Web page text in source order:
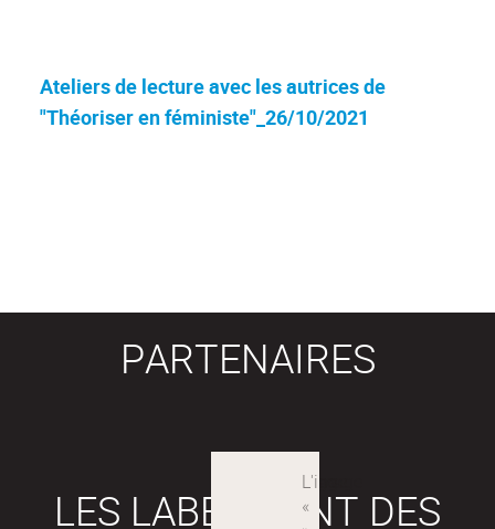
Ateliers de lecture avec les autrices de
"Théoriser en féministe"_26/10/2021
PARTENAIRES
LES LABEX SONT DES